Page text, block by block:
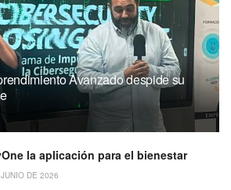
Avanzado despide su
la aplicación para el bienestar
DE 2026